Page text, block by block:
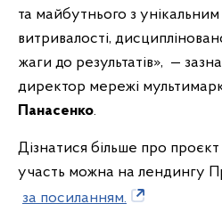
та майбутнього з
витривалості,
жаги до результатів», —
директор мережі
Панасенко.
Дізнатися більше про
участь можна на лендингу
за посиланням.